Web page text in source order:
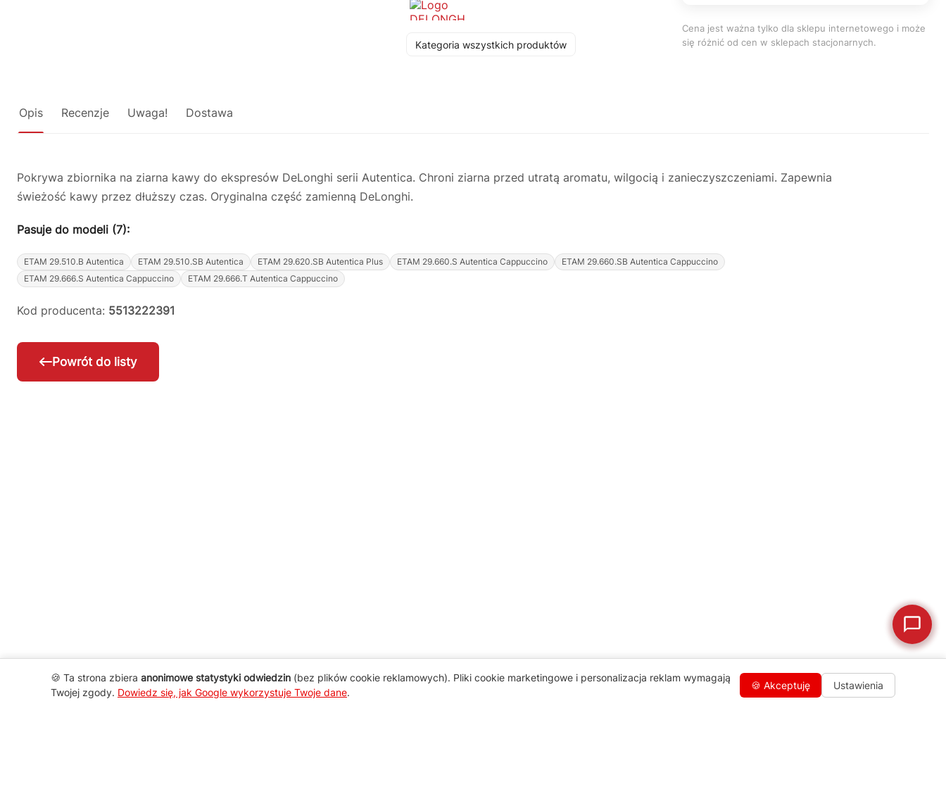
Kategoria wszystkich produktów
Cena jest ważna tylko dla sklepu internetowego i może
się różnić od cen w sklepach stacjonarnych.
Opis Recenzje Uwaga! Dostawa
Pokrywa zbiornika na ziarna kawy do ekspresów DeLonghi serii Autentica. Chroni ziarna przed utratą aromatu, wilgocią i zanieczyszczeniami. Zapewnia
świeżość kawy przez dłuższy czas. Oryginalna część zamienną DeLonghi.
Pasuje do modeli (7):
ETAM 29.510.B Autentica ETAM 29.510.SB Autentica ETAM 29.620.SB Autentica Plus ETAM 29.660.S Autentica Cappuccino
ETAM 29.660.SB Autentica Cappuccino
ETAM 29.666.S Autentica Cappuccino
ETAM 29.666.T Autentica Cappuccino
Kod producenta: 5513222391
Powrót do listy
🍪 Ta strona zbiera anonimowe statystyki odwiedzin (bez plików cookie reklamowych). Pliki cookie marketingowe i personalizacja reklam wymagają
Twojej zgody. Dowiedz się, jak Google wykorzystuje Twoje dane.
🍪 Akceptuję Ustawienia
Justyna — konsultant AI